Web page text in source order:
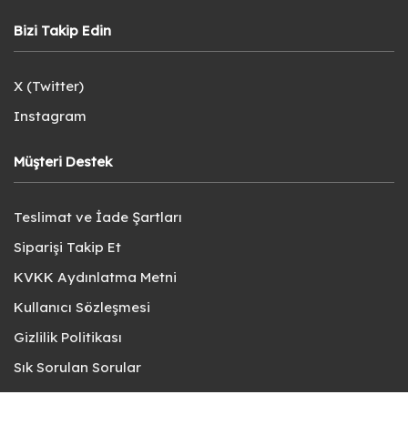
Bizi Takip Edin
X (Twitter)
Instagram
Müşteri Destek
Teslimat ve İade Şartları
Siparişi Takip Et
KVKK Aydınlatma Metni
Kullanıcı Sözleşmesi
Gizlilik Politikası
Sık Sorulan Sorular
Bize Ulaşın